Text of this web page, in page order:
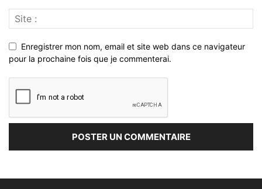
Enregistrer mon nom, email et site web dans ce navigateur
pour la prochaine fois que je commenterai.